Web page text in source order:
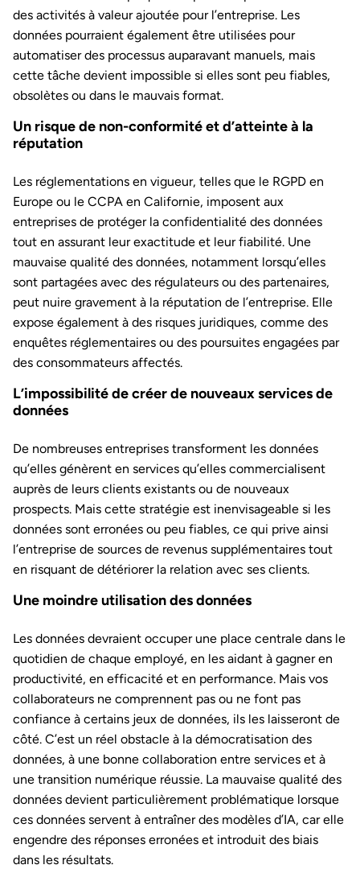
des activités à valeur ajoutée pour l’entreprise. Les
données pourraient également être utilisées pour
automatiser des processus auparavant manuels, mais
cette tâche devient impossible si elles sont peu fiables,
obsolètes ou dans le mauvais format.
Un risque de non-conformité et d’atteinte à la
réputation
Les réglementations en vigueur, telles que le RGPD en
Europe ou le CCPA en Californie, imposent aux
entreprises de protéger la confidentialité des données
tout en assurant leur exactitude et leur fiabilité. Une
mauvaise qualité des données, notamment lorsqu’elles
sont partagées avec des régulateurs ou des partenaires,
peut nuire gravement à la réputation de l’entreprise. Elle
expose également à des risques juridiques, comme des
enquêtes réglementaires ou des poursuites engagées par
des consommateurs affectés.
L’impossibilité de créer de nouveaux services de
données
De nombreuses entreprises transforment les données
qu’elles génèrent en services qu’elles commercialisent
auprès de leurs clients existants ou de nouveaux
prospects. Mais cette stratégie est inenvisageable si les
données sont erronées ou peu fiables, ce qui prive ainsi
l’entreprise de sources de revenus supplémentaires tout
en risquant de détériorer la relation avec ses clients.
Une moindre utilisation des données
Les données devraient occuper une place centrale dans le
quotidien de chaque employé, en les aidant à gagner en
productivité, en efficacité et en performance. Mais vos
collaborateurs ne comprennent pas ou ne font pas
confiance à certains jeux de données, ils les laisseront de
côté. C’est un réel obstacle à la démocratisation des
données, à une bonne collaboration entre services et à
une transition numérique réussie. La mauvaise qualité des
données devient particulièrement problématique lorsque
ces données servent à entraîner des modèles d’IA, car elle
engendre des réponses erronées et introduit des biais
dans les résultats.